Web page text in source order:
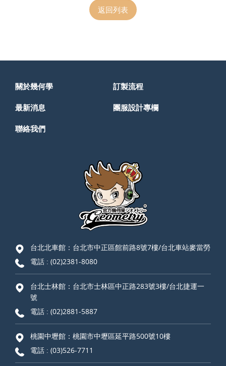
返回列表
關於幾何學 訂製流程
最新消息 團服設計專欄
聯絡我們
台北北車館：台北市中正區館前路8號7樓/台北車站麥當勞
電話 : (02)2381-8080
台北士林館：台北市士林區中正路283號3樓/台北捷運一
號
電話 : (02)2881-5887
桃園中壢館：桃園市中壢區延平路500號10樓
電話 : (03)526-7711